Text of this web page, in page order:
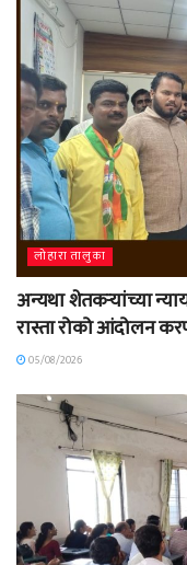
लोहारा तालुका
अन्यथा शेतकऱ्यांच्या
रास्ता रोको आंदोलन
05/08/2026